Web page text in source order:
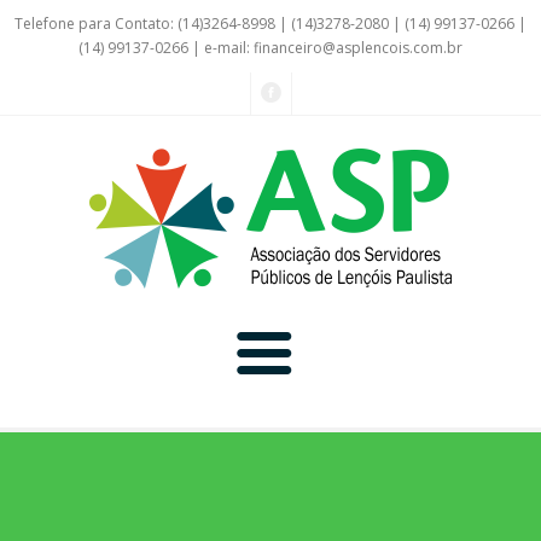
Telefone para Contato: (14)3264-8998 | (14)3278-2080 | (14) 99137-0266 |
(14) 99137-0266 | e-mail: financeiro@asplencois.com.br
Convênio Online